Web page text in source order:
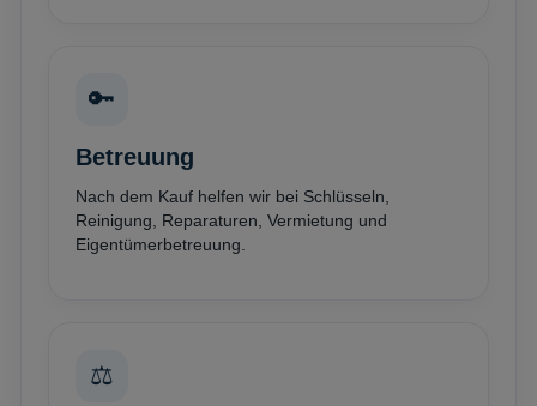
🔑
Betreuung
Nach dem Kauf helfen wir bei Schlüsseln,
Reinigung, Reparaturen, Vermietung und
Eigentümerbetreuung.
⚖️